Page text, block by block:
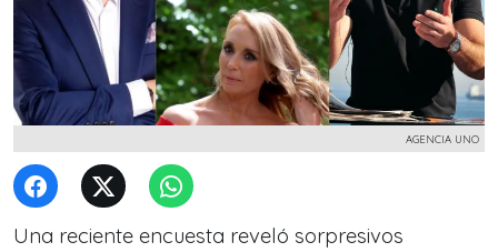
AGENCIA UNO
Una reciente encuesta reveló sorpresivos